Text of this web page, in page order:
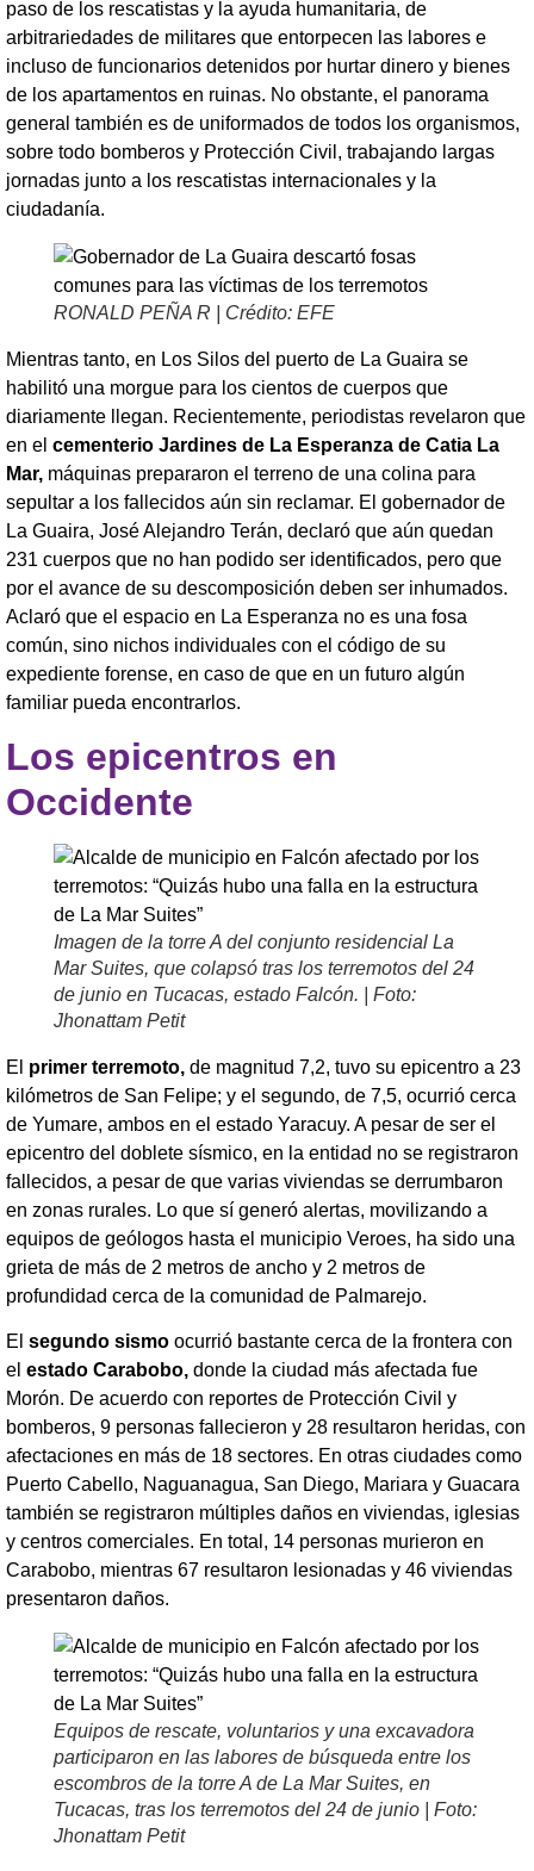
paso de los rescatistas y la ayuda humanitaria, de
arbitrariedades de militares que entorpecen las labores e
incluso de funcionarios detenidos por hurtar dinero y bienes
de los apartamentos en ruinas. No obstante, el panorama
general también es de uniformados de todos los organismos,
sobre todo bomberos y Protección Civil, trabajando largas
jornadas junto a los rescatistas internacionales y la
ciudadanía.
RONALD PEÑA R | Crédito: EFE
Mientras tanto, en Los Silos del puerto de La Guaira se
habilitó una morgue para los cientos de cuerpos que
diariamente llegan. Recientemente, periodistas revelaron que
en el cementerio Jardines de La Esperanza de Catia La
Mar, máquinas prepararon el terreno de una colina para
sepultar a los fallecidos aún sin reclamar. El gobernador de
La Guaira, José Alejandro Terán, declaró que aún quedan
231 cuerpos que no han podido ser identificados, pero que
por el avance de su descomposición deben ser inhumados.
Aclaró que el espacio en La Esperanza no es una fosa
común, sino nichos individuales con el código de su
expediente forense, en caso de que en un futuro algún
familiar pueda encontrarlos.
Los epicentros en
Occidente
Imagen de la torre A del conjunto residencial La
Mar Suites, que colapsó tras los terremotos del 24
de junio en Tucacas, estado Falcón. | Foto:
Jhonattam Petit
El primer terremoto, de magnitud 7,2, tuvo su epicentro a 23
kilómetros de San Felipe; y el segundo, de 7,5, ocurrió cerca
de Yumare, ambos en el estado Yaracuy. A pesar de ser el
epicentro del doblete sísmico, en la entidad no se registraron
fallecidos, a pesar de que varias viviendas se derrumbaron
en zonas rurales. Lo que sí generó alertas, movilizando a
equipos de geólogos hasta el municipio Veroes, ha sido una
grieta de más de 2 metros de ancho y 2 metros de
profundidad cerca de la comunidad de Palmarejo.
El segundo sismo ocurrió bastante cerca de la frontera con
el estado Carabobo, donde la ciudad más afectada fue
Morón. De acuerdo con reportes de Protección Civil y
bomberos, 9 personas fallecieron y 28 resultaron heridas, con
afectaciones en más de 18 sectores. En otras ciudades como
Puerto Cabello, Naguanagua, San Diego, Mariara y Guacara
también se registraron múltiples daños en viviendas, iglesias
y centros comerciales. En total, 14 personas murieron en
Carabobo, mientras 67 resultaron lesionadas y 46 viviendas
presentaron daños.
Equipos de rescate, voluntarios y una excavadora
participaron en las labores de búsqueda entre los
escombros de la torre A de La Mar Suites, en
Tucacas, tras los terremotos del 24 de junio | Foto:
Jhonattam Petit